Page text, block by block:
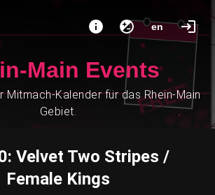
en
Main Events
Mitmach-Kalender für das Rhein-Main
Gebiet.
Velvet Two Stripes /
Female Kings